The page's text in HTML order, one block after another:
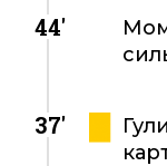
44'
37'